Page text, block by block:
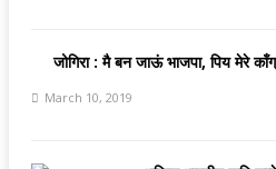
जोगिरा : मै बन जाऊं भाजपा, पिय मेरे
March 10, 2019